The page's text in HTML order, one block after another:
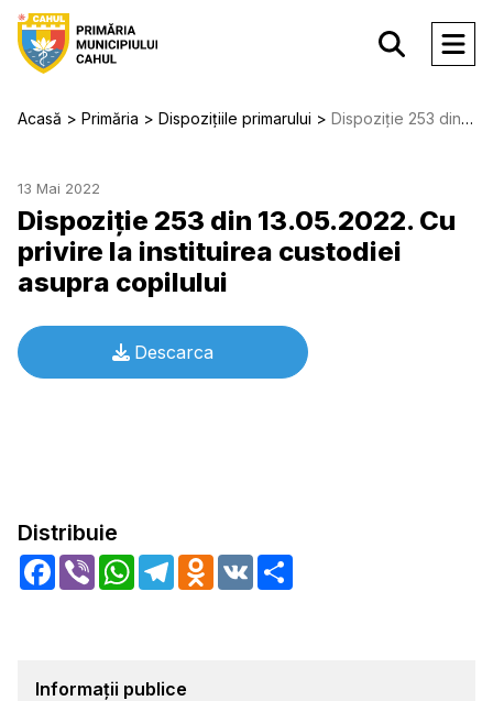
Acasă Primăria Dispozițiile primarului Dispoziție 253 din 13.05.2022. Cu privire la instituirea custodiei asupra copilului
13 Mai 2022
Dispoziție 253 din 13.05.2022. Cu
privire la instituirea custodiei
asupra copilului
Descarca
Distribuie
Facebook
Viber WhatsApp
TelegramOdnoklassniki
VK
Informații publice